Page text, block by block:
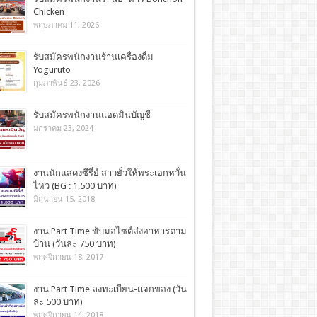
Chicken
พฤษภาคม 11, 2026
รับสมัครพนักงานร้านเครื่องดื่ม
Yoguruto
กุมภาพันธ์ 23, 2026
รับสมัครพนักงานแอดมินบัญชี
มกราคม 23, 2024
งานนักแสดงซีรี่ย์ สาวยั่วให้พระเอกหวั่น
ไหว (BG : 1,500 บาท)
มิถุนายน 15, 2018
งาน Part Time ขับมอไซต์ส่งอาหารตาม
บ้าน (วันละ 750 บาท)
พฤศจิกายน 18, 2017
งาน Part Time ลงทะเบียน-แจกของ (วัน
ละ 500 บาท)